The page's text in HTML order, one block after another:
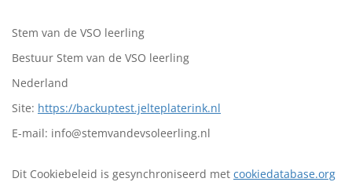
Stem van de VSO leerling
Bestuur Stem van de VSO leerling
Nederland
Site: https://backuptest.jelteplaterink.nl
E-mail: info@stemvandevsoleerling.nl
Dit Cookiebeleid is gesynchroniseerd met cookiedatabase.org